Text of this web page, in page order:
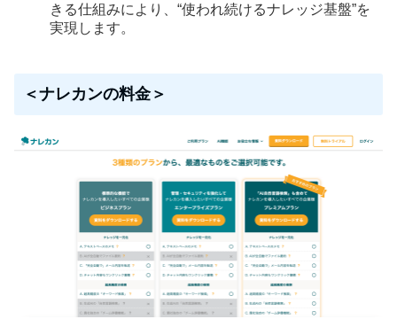
きる仕組みにより、“使われ続けるナレッジ基盤”を
実現します。
＜ナレカンの料金＞